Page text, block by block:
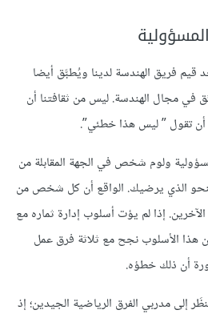
قيم فريق الهندسة لدينا ويُطبَّق أيضا
في مجال الهندسة. ليس من ثقافتنا أن
تقول ” ليس هذا خطئي”.
ولوم شخص في الجهة المقابلة من
الذي يرضيك. الواقع أن كل شخص من
إذا لم يؤت أسلوب إدارة ثماره مع
هذا الأسلوب نجح مع ثلاثة فرق عمل
أن ذلك خطؤه.
إلى مدربي الفرق الرياضية الجيدين؛ إذ